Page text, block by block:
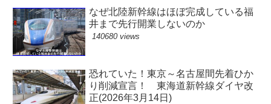
なぜ北陸新幹線はほぼ完成している福
井まで先行開業しないのか
140680 views
恐れていた！東京～名古屋間先着ひか
り削減宣言！ 東海道新幹線ダイヤ改
正(2026年3月14日)